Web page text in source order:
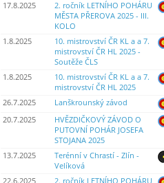
17.8.2025
2. ročník LETNÍHO POHÁRU
MĚSTA PŘEROVA 2025 - III.
KOLO
1.8.2025
10. mistrovství ČR KL a a 7.
mistrovství ČR HL 2025 -
Soutěže ČLS
1.8.2025
10. mistrovství ČR KL a a 7.
mistrovství ČR HL 2025
26.7.2025 Lanškrounský závod
20.7.2025
HVĚZDIČKOVÝ ZÁVOD O
PUTOVNÍ POHÁR JOSEFA
STOJANA 2025
13.7.2025
Terénní v Chrastí - Zlín -
Velíková
22.6.2025 2. ročník LETNÍHO POHÁRU